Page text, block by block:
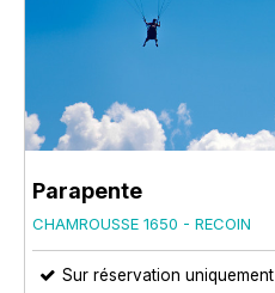
Parapente
CHAMROUSSE 1650 - RECOIN
Sur réservation uniquement